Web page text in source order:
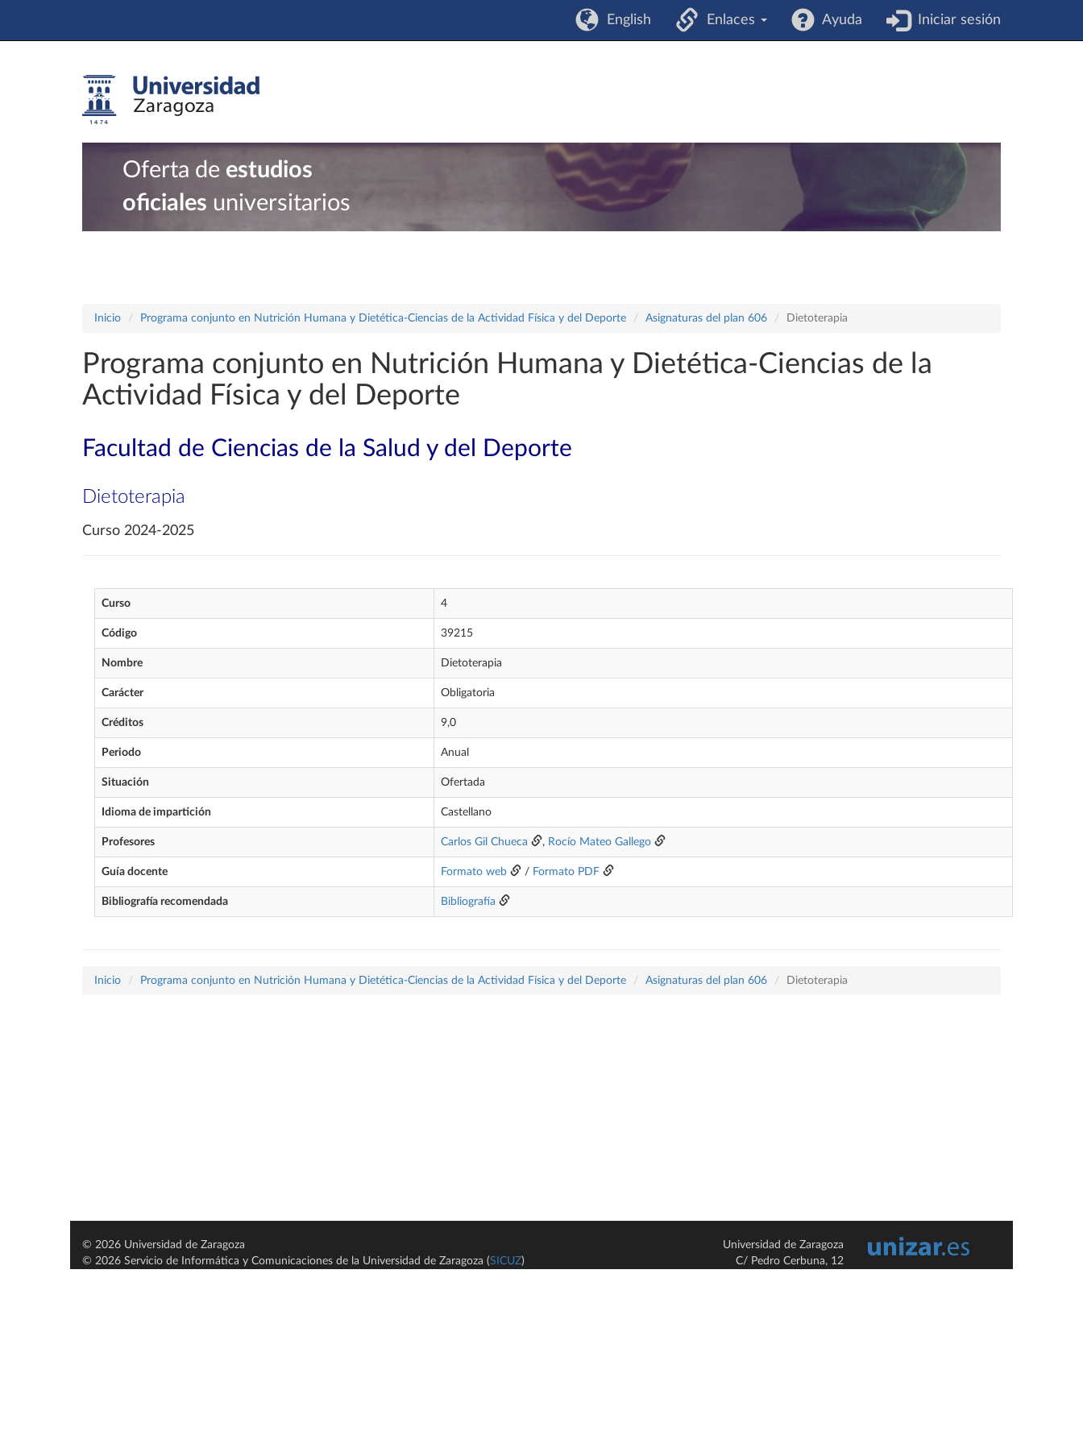
English Enlaces Ayuda Iniciar sesión
Oferta de estudios
oficiales universitarios
Inicio Programa conjunto en Nutrición Humana y Dietética-Ciencias de la Actividad Física y del Deporte Asignaturas del plan 606 Dietoterapia
Programa conjunto en Nutrición Humana y Dietética-Ciencias de la
Actividad Física y del Deporte
Facultad de Ciencias de la Salud y del Deporte
Dietoterapia
Curso 2024-2025
Curso 4
Código 39215
Nombre Dietoterapia
Carácter Obligatoria
Créditos 9,0
Periodo Anual
Situación Ofertada
Idioma de impartición Castellano
Profesores Carlos Gil Chueca , Rocío Mateo Gallego
Guía docente Formato web / Formato PDF
Bibliografía recomendada Bibliografía
Inicio Programa conjunto en Nutrición Humana y Dietética-Ciencias de la Actividad Física y del Deporte Asignaturas del plan 606 Dietoterapia
© 2026 Universidad de Zaragoza
© 2026 Servicio de Informática y Comunicaciones de la Universidad de Zaragoza (SICUZ)
Universidad de Zaragoza
C/ Pedro Cerbuna, 12